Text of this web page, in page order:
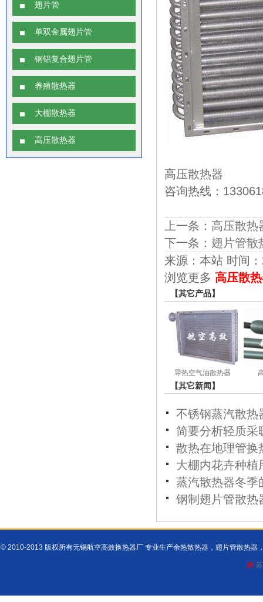
翅片管
单双金属翅片管
钢铝复合翅片管
养殖散热器
大棚散热器
高压散热器
高压散热器
咨询热线：
上一条： 高压散热
下一条： 翅片管散
来源：本站 时间
浏览更多 高压散
【其它产品】
导热空气油散热器
【其它新闻】
不锈钢蒸汽散热
简要分析轻质采
散热在地理管换
大棚内花卉种植
蒸汽散热器冬季
钢制翅片管散热
© 2010-2013 版权所有无锡航空高效换热器厂 专业生产余热散热器，翅片管散热器
商